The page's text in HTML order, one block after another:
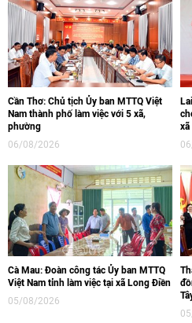
Cần Thơ: Chủ tịch Ủy ban MTTQ Việt
Nam thành phố làm việc với 5 xã,
phường
06/08/2026
xã
Cà Mau: Đoàn công tác Ủy ban MTTQ
Việt Nam tỉnh làm việc tại xã Long Điền
05/08/2026